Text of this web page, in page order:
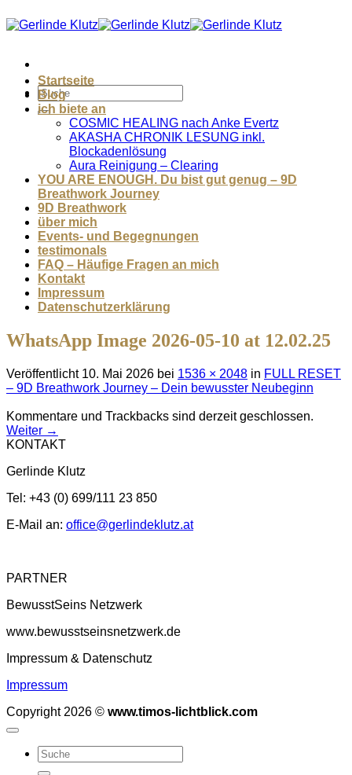
Inhalt
Startseite
Blog
ich biete an
COSMIC HEALING nach Anke Evertz
AKASHA CHRONIK LESUNG inkl.
Blockadenlösung
Aura Reinigung – Clearing
YOU ARE ENOUGH. Du bist gut genug – 9D
Breathwork Journey
9D Breathwork
über mich
Events- und Begegnungen
testimonals
FAQ – Häufige Fragen an mich
Kontakt
Impressum
Datenschutzerklärung
WhatsApp Image 2026-05-10 at 12.02.25
Veröffentlicht 10. Mai 2026 bei 1536 × 2048 in FULL RESET
– 9D Breathwork Journey – Dein bewusster Neubeginn
Kommentare und Trackbacks sind derzeit geschlossen.
Weiter →
KONTAKT
Gerlinde Klutz
Tel: +43 (0) 699/111 23 850
E-Mail an: office@gerlindeklutz.at
PARTNER
BewusstSeins Netzwerk
www.bewusstseinsnetzwerk.de
Impressum & Datenschutz
Impressum
Copyright 2026 © www.timos-lichtblick.com